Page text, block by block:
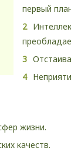
первый
жизни.
качеств.